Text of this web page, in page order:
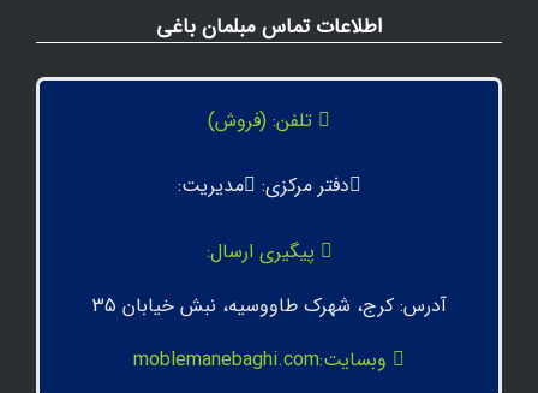
اطلاعات تماس مبلمان باغی
تلفن: (فروش)
دفتر مرکزی: مدیریت:
پیگیری ارسال:
آدرس: کرج، شهرک طاووسیه، نبش خیابان 35
وبسایت:moblemanebaghi.com